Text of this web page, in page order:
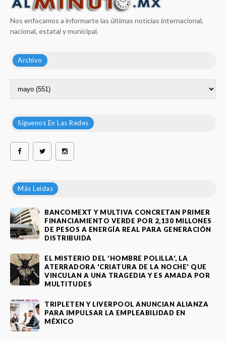
Nos enfocamos a informarte las últimas noticias internacional,
nacional, estatal y municipal.
Archivo
Síguenos En Las Redes
Más Leídas
BANCOMEXT Y MULTIVA CONCRETAN PRIMER
FINANCIAMIENTO VERDE POR 2,130 MILLONES
DE PESOS A ENERGÍA REAL PARA GENERACIÓN
DISTRIBUIDA
EL MISTERIO DEL 'HOMBRE POLILLA', LA
ATERRADORA 'CRIATURA DE LA NOCHE' QUE
VINCULAN A UNA TRAGEDIA Y ES AMADA POR
MULTITUDES
TRIPLETEN Y LIVERPOOL ANUNCIAN ALIANZA
PARA IMPULSAR LA EMPLEABILIDAD EN
MÉXICO